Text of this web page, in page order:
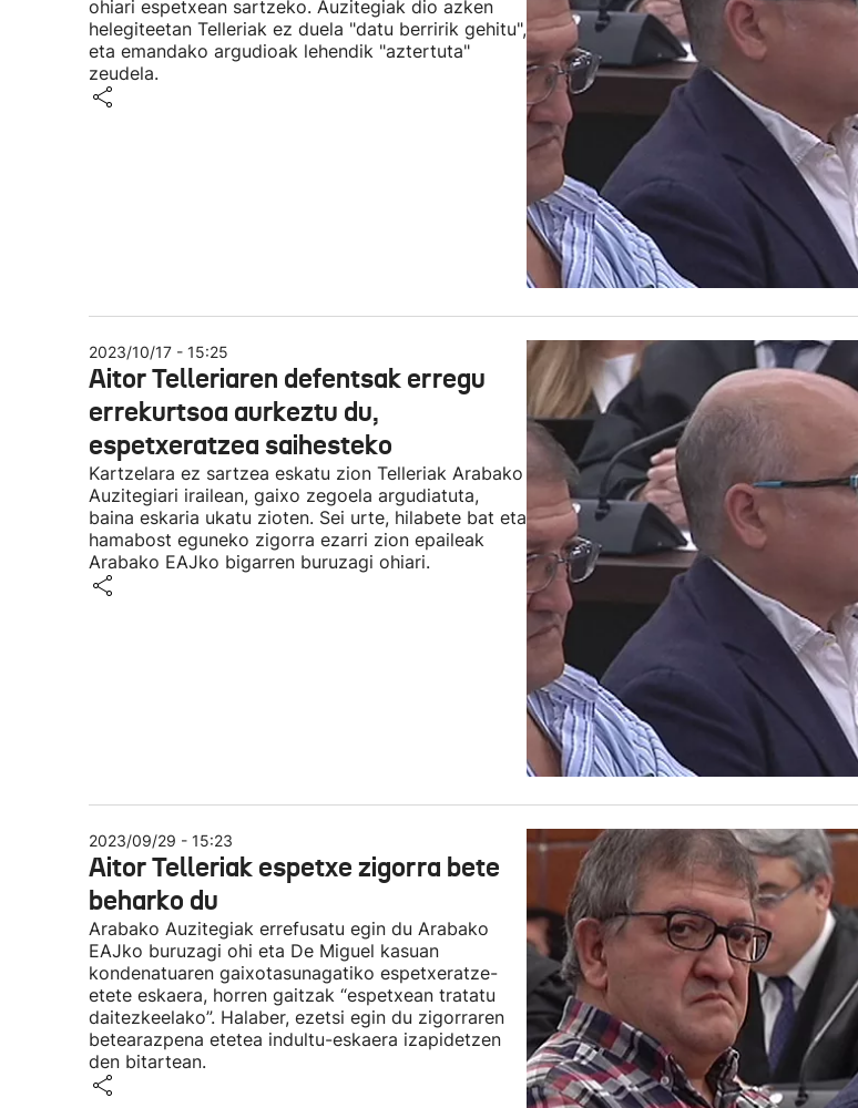
ohiari espetxean sartzeko. Auzitegiak dio azken
helegiteetan Telleriak ez duela "datu berririk gehitu",
eta emandako argudioak lehendik "aztertuta"
zeudela.
2023/10/17 - 15:25
Aitor Telleriaren defentsak erregu
errekurtsoa aurkeztu du,
espetxeratzea saihesteko
Kartzelara ez sartzea eskatu zion Telleriak Arabako
Auzitegiari irailean, gaixo zegoela argudiatuta,
baina eskaria ukatu zioten. Sei urte, hilabete bat eta
hamabost eguneko zigorra ezarri zion epaileak
Arabako EAJko bigarren buruzagi ohiari.
2023/09/29 - 15:23
Aitor Telleriak espetxe zigorra bete
beharko du
Arabako Auzitegiak errefusatu egin du Arabako
EAJko buruzagi ohi eta De Miguel kasuan
kondenatuaren gaixotasunagatiko espetxeratze-
etete eskaera, horren gaitzak “espetxean tratatu
daitezkeelako”. Halaber, ezetsi egin du zigorraren
betearazpena etetea indultu-eskaera izapidetzen
den bitartean.